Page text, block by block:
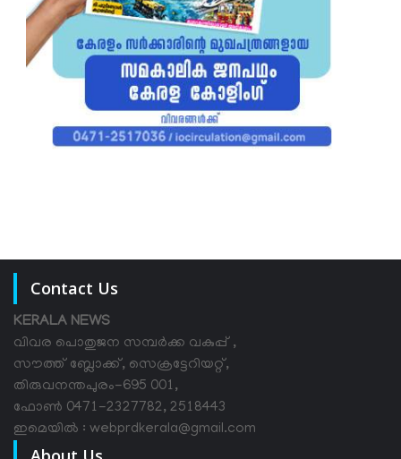
Contact Us
KERALA NEWS
വിവര പൊതുജന സമ്പര്‍ക്ക വകുപ്പ് ,
സൗത്ത് ബ്ലോക്ക്, സെക്രട്ടേറിയറ്റ്,
തിരുവനന്തപുരം-695 001,
ഫോൺ 0471-2327782, 2518443
ഇമെയിൽ : webprdkerala@gmail.com